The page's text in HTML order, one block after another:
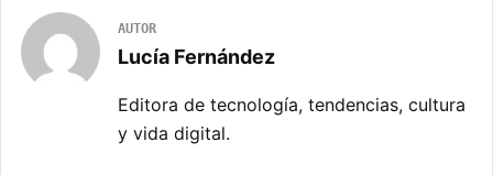
AUTOR
Lucía Fernández
Editora de tecnología, tendencias, cultura
y vida digital.